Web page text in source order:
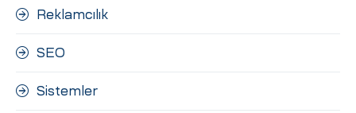
Reklamcılık
SEO
Sistemler